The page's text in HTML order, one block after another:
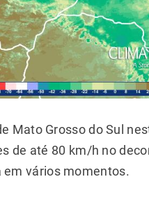
Mato Grosso do Sul
de até 80 km/h no
vários momentos.